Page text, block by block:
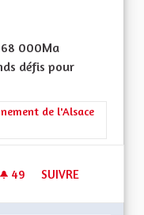
000Ma
défis pour
La Culture, l'Education et
de l'Alsace
49 49 ABONNÉS
SUIVRE